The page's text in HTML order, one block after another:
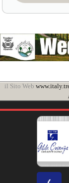
il Sito Web